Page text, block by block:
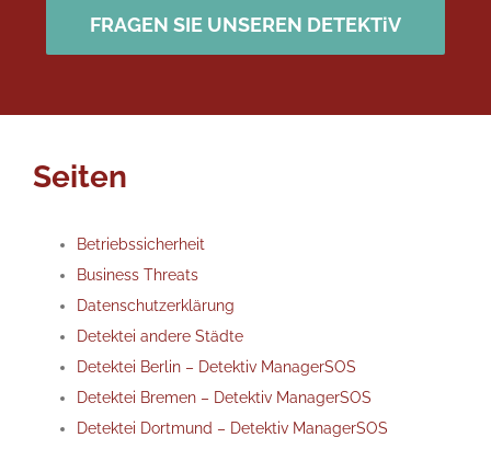
FRAGEN SIE UNSEREN DETEKTiV
Seiten
Betriebssicherheit
Business Threats
Datenschutzerklärung
Detektei andere Städte
Detektei Berlin – Detektiv ManagerSOS
Detektei Bremen – Detektiv ManagerSOS
Detektei Dortmund – Detektiv ManagerSOS